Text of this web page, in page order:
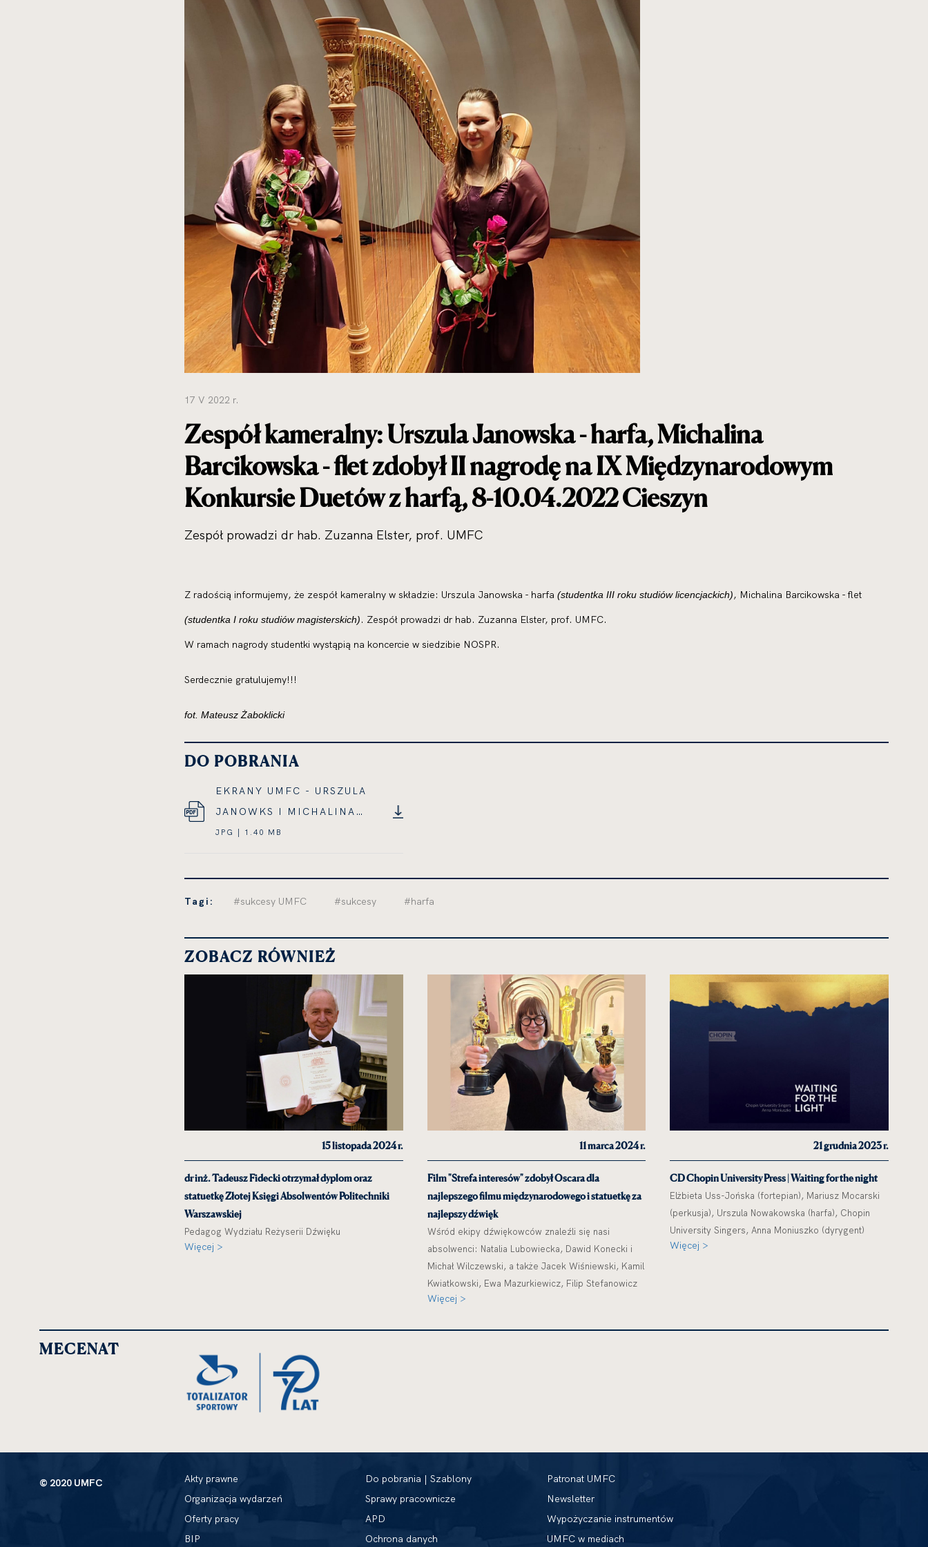
spowoduje
powiększenie
rozmiarów
17 V 2022 r.
Zespół kameralny: Urszula Janowska - harfa, Michalina
Barcikowska - flet zdobył II nagrodę na IX Międzynarodowym
Konkursie Duetów z harfą, 8-10.04.2022 Cieszyn
Zespół prowadzi dr hab. Zuzanna Elster, prof. UMFC
Z radością informujemy, że zespół kameralny w składzie: Urszula Janowska - harfa (studentka III roku studiów licencjackich), Michalina Barcikowska - flet
(studentka I roku studiów magisterskich). Zespół prowadzi dr hab. Zuzanna Elster, prof. UMFC.
W ramach nagrody studentki wystąpią na koncercie w siedzibie NOSPR.
Serdecznie gratulujemy!!!
fot. Mateusz Żaboklicki
DO POBRANIA
EKRANY UMFC - URSZULA
JANOWKS I MICHALINA
BARCIKOWSKA
JPG | 1.40 MB
MEGABAJTA
NOWEJ
KARCIE
Tagi: #sukcesy UMFC #sukcesy #harfa
ZOBACZ RÓWNIEŻ
15 listopada 2024 r.
dr inż. Tadeusz Fidecki otrzymał dyplom oraz
statuetkę Złotej Księgi Absolwentów Politechniki
Warszawskiej
Pedagog Wydziału Reżyserii Dźwięku
Więcej >
11 marca 2024 r.
Film "Strefa interesów" zdobył Oscara dla
najlepszego filmu międzynarodowego i statuetkę za
najlepszy dźwięk
Wśród ekipy dźwiękowców znaleźli się nasi
absolwenci: Natalia Lubowiecka, Dawid Konecki i
Michał Wilczewski, a także Jacek Wiśniewski, Kamil
Kwiatkowski, Ewa Mazurkiewicz, Filip Stefanowicz
Więcej >
21 grudnia 2023 r.
CD Chopin University Press | Waiting for the night
Elżbieta Uss-Jońska (fortepian), Mariusz Mocarski
(perkusja), Urszula Nowakowska (harfa), Chopin
University Singers, Anna Moniuszko (dyrygent)
Więcej >
MECENAT
© 2020 UMFC
Akty prawne
Organizacja wydarzeń
Oferty pracy
BIP
Do pobrania | Szablony
Sprawy pracownicze
APD
Ochrona danych
Patronat UMFC
Newsletter
Wypożyczanie instrumentów
UMFC w mediach